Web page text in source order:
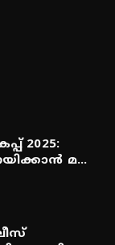
2025:
മ...